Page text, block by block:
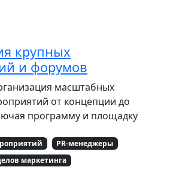
крупных
и форумов
масштабных
от концепции до
программу и площадку
PR-менеджеры
маркетинга